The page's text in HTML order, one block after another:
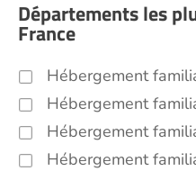
Départements les
France
Hébergement
Hébergement
Hébergement
Hébergement